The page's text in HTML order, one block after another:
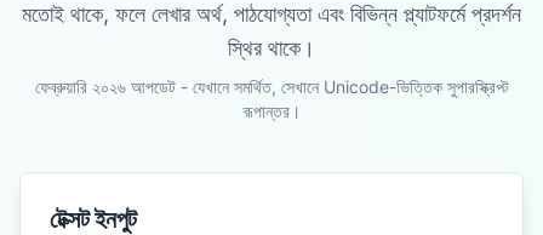
মতোই থাকে, ফলে লেখার অর্থ, পাঠযোগ্যতা এবং বিভিন্ন প্ল্যাটফর্মে প্রদর্শন
স্থির থাকে।
ফেব্রুয়ারি ২০২৬ আপডেট - যেখানে সমর্থিত, সেখানে Unicode-ভিত্তিক সুপারস্ক্রিপ্ট
রূপান্তর।
টেক্সট ইনপুট